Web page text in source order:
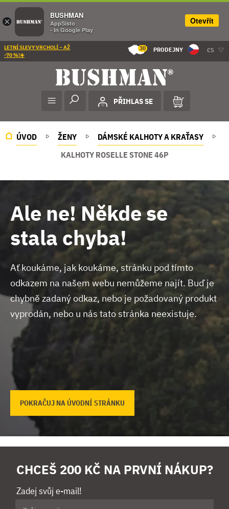
LETNÍ SLEVY VRCHOLÍ – AŽ
-70 %!☀️
30 PRODEJNY CS
PŘIHLAS SE
ÚVOD ŽENY
DÁMSKÉ KALHOTY A KRAŤASY
KALHOTY ROSELLE STONE 46P
Ale ne! Někde se
stala chyba!
Ať koukáme, jak koukáme, stránku pod tímto
odkazem na našem webu nemůžeme najít. Buď je
chybně zadaný odkaz, nebo je požadovaný produkt
vyprodán, nebo u nás tato stránka neexistuje.
POKRAČUJ NA ÚVODNÍ STRÁNKU
CHCEŠ 200 KČ NA PRVNÍ NÁKUP?
Zadej svůj e-mail!
×
BUSHMAN
AppSisto
- In Google Play
Otevřít